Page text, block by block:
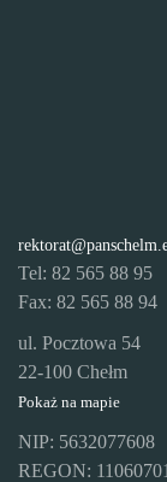
Tel: 82 565 88 95
Fax: 82 565 88 94
ul. Pocztowa 54
22-100 Chełm
Pokaż na mapie
NIP: 5632077608
REGON: